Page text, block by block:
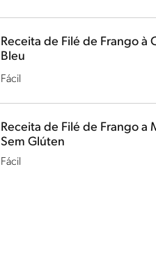
Fácil
Receita de Filé de Frango à
Bleu
Fácil
Receita de Filé de Frango a
Sem Glúten